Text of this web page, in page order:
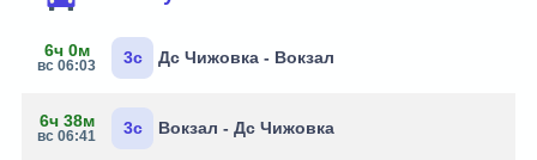
6ч 0м
вс 06:03 3с Дс Чижовка - Вокзал
6ч 38м
вс 06:41 3с Вокзал - Дс Чижовка